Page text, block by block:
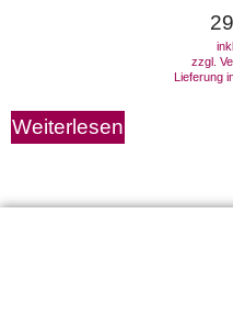
zzgl.
Lieferung
Weiterlesen